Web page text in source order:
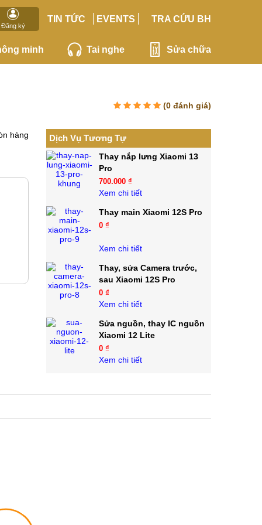
Đăng ký
TIN TỨC EVENTS TRA CỨU BH
minh Tai nghe Sửa chữa
(0 đánh giá)
hàng Dịch Vụ Tương Tự
Thay nắp lưng Xiaomi 13
Pro
700.000 ₫
Xem chi tiết
Thay main Xiaomi 12S Pro
0 ₫
Xem chi tiết
Thay, sửa Camera trước,
sau Xiaomi 12S Pro
0 ₫
Xem chi tiết
Sửa nguồn, thay IC nguồn
Xiaomi 12 Lite
0 ₫
Xem chi tiết